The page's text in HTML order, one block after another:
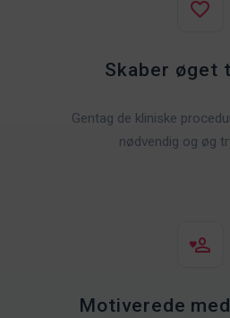
Skaber øget
Gentag de kliniske
nødvendig og øg
Motiverede